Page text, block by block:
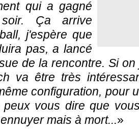
qui a gagné
Ça arrive
j'espère que
pas, a lancé
de la rencontre. Si
va être très
configuration, pour
vous dire que
mais à mort...»